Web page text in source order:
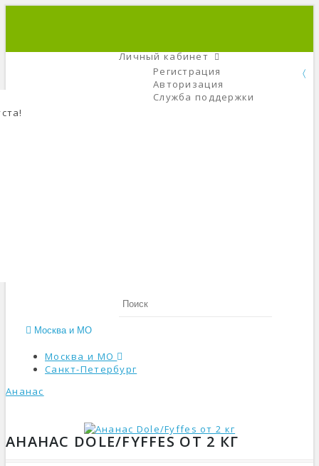
Личный кабинет
Регистрация
Авторизация
Служба поддержки
Москва и МО
Москва и МО
Санкт-Петербург
Ананас
АНАНАС DOLE/FYFFES ОТ 2 КГ